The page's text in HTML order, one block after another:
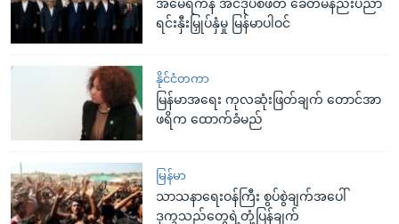
အမေရိကန် အင်ဒိုပစိဖိတ် ခေတ်မီနည်းပညာ
ရင်းနှီးမြှုပ်နှံမှု မြန်မာပါဝင်
နိုင်ငံတကာ
မြန်မာအရေး ကုလဆုံးဖြတ်ချက် တောင်အာ
ဖရိက ထောက်ခံမည်
မြန်မာ
သာသနာရေးဝန်ကြီး စွပ်စွဲချက်အပေါ်
ဒုက္ခသည်တွေရဲ့တုံ့ပြန်ချက်